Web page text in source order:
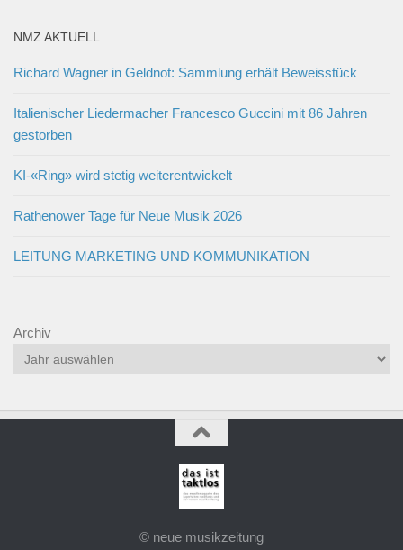
NMZ AKTUELL
Richard Wagner in Geldnot: Sammlung erhält Beweisstück
Italienischer Liedermacher Francesco Guccini mit 86 Jahren
gestorben
KI-«Ring» wird stetig weiterentwickelt
Rathenower Tage für Neue Musik 2026
LEITUNG MARKETING UND KOMMUNIKATION
Archiv
© neue musikzeitung